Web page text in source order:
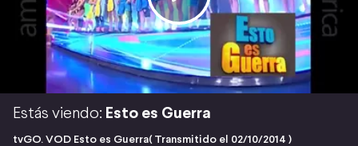
Estás viendo: Esto es Guerra
tvGO. VOD Esto es Guerra( Transmitido el 02/10/2014 )